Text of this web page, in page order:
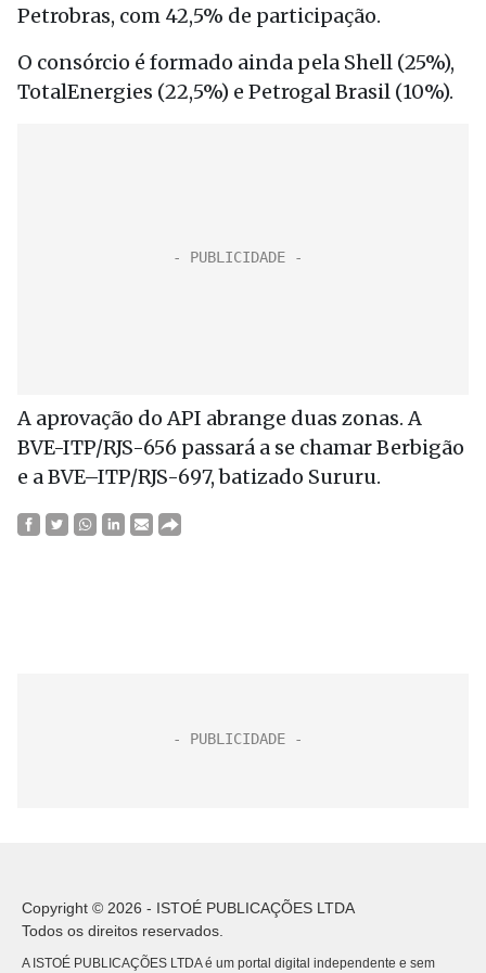
Petrobras, com 42,5% de participação.
O consórcio é formado ainda pela Shell (25%),
TotalEnergies (22,5%) e Petrogal Brasil (10%).
A aprovação do API abrange duas zonas. A
BVE-ITP/RJS-656 passará a se chamar Berbigão
e a BVE–ITP/RJS-697, batizado Sururu.
Copyright © 2026 - ISTOÉ PUBLICAÇÕES LTDA
Todos os direitos reservados.
A ISTOÉ PUBLICAÇÕES LTDA é um portal digital independente e sem